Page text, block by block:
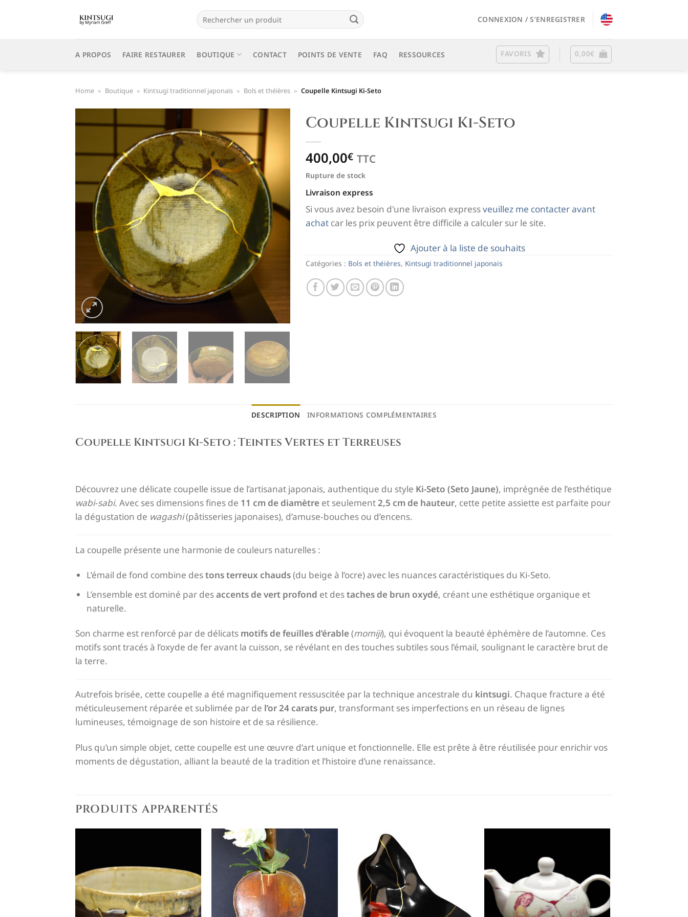
Recherche
pour :
CONNEXION / S’ENREGISTRER
A PROPOS FAIRE RESTAURER BOUTIQUE CONTACT POINTS DE VENTE FAQ RESSOURCES FAVORIS 0,00€
Home » Boutique » Kintsugi traditionnel japonais » Bols et théières » Coupelle Kintsugi Ki-Seto
Ajouter
à la liste
de
souhaits
Coupelle Kintsugi Ki-Seto
400,00€ TTC
Rupture de stock
Livraison express
Si vous avez besoin d'une livraison expressveuillez me contacter avant
achat car les prix peuvent être difficile a calculer sur le site.
Ajouter à la liste de souhaits
Catégories : Bols et théières, Kintsugi traditionnel japonais
DESCRIPTION INFORMATIONS COMPLÉMENTAIRES
Coupelle Kintsugi Ki-Seto : Teintes Vertes et Terreuses
Découvrez une délicate coupelle issue de l’artisanat japonais, authentique du style Ki-Seto (Seto Jaune), imprégnée de l’esthétique
wabi-sabi. Avec ses dimensions fines de 11 cm de diamètre et seulement2,5 cm de hauteur, cette petite assiette est parfaite pour
la dégustation de wagashi(pâtisseries japonaises), d’amuse-bouches ou d’encens.
La coupelle présente une harmonie de couleurs naturelles :
L’émail de fond combine destons terreux chauds(du beige à l’ocre) avec les nuances caractéristiques du Ki-Seto.
L’ensemble est dominé par desaccents de vert profond et destaches de brun oxydé, créant une esthétique organique et
naturelle.
Son charme est renforcé par de délicats motifs de feuilles d’érable (momiji), qui évoquent la beauté éphémère de l’automne. Ces
motifs sont tracés à l’oxyde de fer avant la cuisson, se révélant en des touches subtiles sous l’émail, soulignant le caractère brut de
la terre.
Autrefois brisée, cette coupelle a été magnifiquement ressuscitée par la technique ancestrale du kintsugi. Chaque fracture a été
méticuleusement réparée et sublimée par de l’or 24 carats pur, transformant ses imperfections en un réseau de lignes
lumineuses, témoignage de son histoire et de sa résilience.
Plus qu’un simple objet, cette coupelle est une œuvre d’art unique et fonctionnelle. Elle est prête à être réutilisée pour enrichir vos
moments de dégustation, alliant la beauté de la tradition et l’histoire d’une renaissance.
PRODUITS APPARENTÉS
à la liste
de
Ajouter
de
souhaits